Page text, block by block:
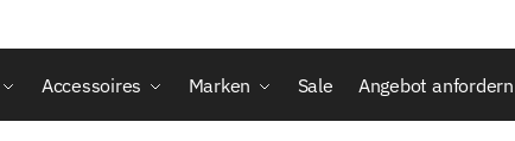
Accessoires Marken Sale Angebot anfordern